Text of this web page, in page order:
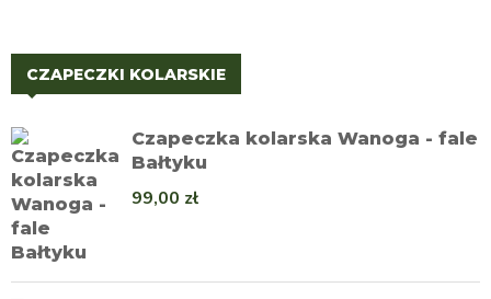
CZAPECZKI KOLARSKIE
Czapeczka kolarska Wanoga - fale
Bałtyku
99,00 zł